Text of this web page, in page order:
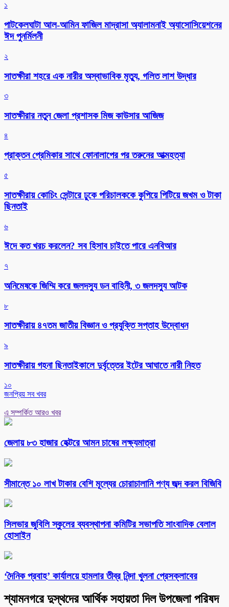
১
পাটকেলঘাটা আল-আমিন ফাজিল মাদ্রাসা অ্যালামনাই অ্যাসোসিয়েশনের
ঈদ পুনর্মিলনী
২
সাতক্ষীরা শহরে এক নারীর অস্বাভাবিক মৃত্যু, গলিত লাশ উদ্ধার
৩
সাতক্ষীরার নতুন জেলা প্রশাসক মিজ কাউসার আজিজ
৪
প্রাক্তন প্রেমিকার সাথে ফোনালাপের পর তরুনের আত্মহত্যা
৫
সাতক্ষীরায় কোচিং সেন্টারে ঢুকে পরিচালককে কুপিয়ে পিটিয়ে জখম ও টাকা
ছিনতাই
৬
ঈদে কত খরচ করলেন? সব হিসাব চাইতে পারে এনবিআর
৭
অনিমেষকে জিম্মি করে জলদস্যু ডন বাহিনী, ৩ জলদস্যু আটক
৮
সাতক্ষীরায় ৪৭তম জাতীয় বিজ্ঞান ও প্রযুক্তি সপ্তাহ উদ্বোধন
৯
সাতক্ষীরায় গহনা ছিনতাইকালে দুর্বৃত্তের ইটের আঘাতে নারী নিহত
১০
জনপ্রিয় সব খবর
এ সম্পর্কিত আরও খবর
জেলায় ৮৩ হাজার হেক্টরে আমন চাষের লক্ষ্যমাত্রা
সীমান্তে ১০ লাখ টাকার বেশি মূল্যের চোরাচালানি পণ্য জব্দ করল বিজিবি
সিলভার জুবিলি স্কুলের ব্যবস্থাপনা কমিটির সভাপতি সাংবাদিক বেলাল
হোসাইন
‘দৈনিক প্রবাহ’ কার্যালয়ে হামলার তীব্র নিন্দা খুলনা প্রেসক্লাবের
শ্যামনগরে দুস্থদের আর্থিক সহায়তা দিল উপজেলা পরিষদ